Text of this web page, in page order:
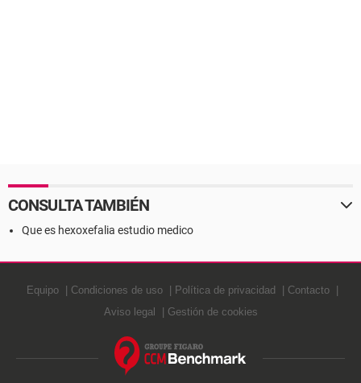
CONSULTA TAMBIÉN
Que es hexoxefalia estudio medico
Equipo Condiciones de uso Política de privacidad
Contacto
Aviso legal
Gestión de cookies